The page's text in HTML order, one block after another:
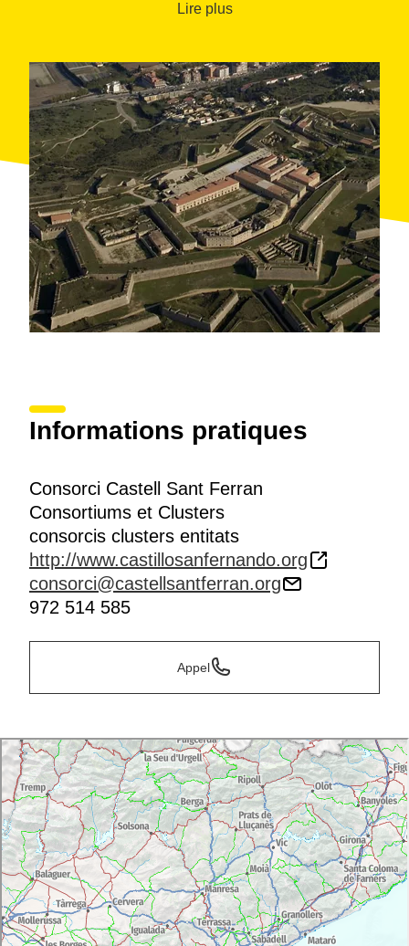
Lire plus
Informations pratiques
Consorci Castell Sant Ferran
Consortiums et Clusters
consorcis clusters entitats
http://www.castillosanfernando.org
consorci@castellsantferran.org
972 514 585
Appel